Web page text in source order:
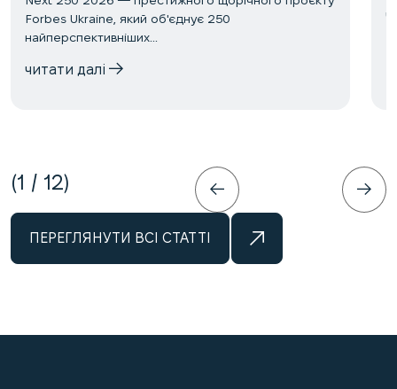
Forbes Ukraine, який об'єднує 250
найперспективніших...
читати далі
1 / 12
ПЕРЕГЛЯНУТИ ВСІ СТАТТІ